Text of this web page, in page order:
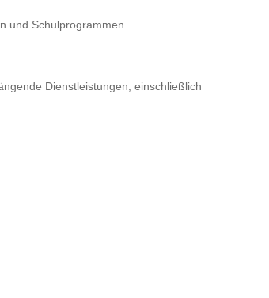
und Schulprogrammen
Dienstleistungen, einschließlich